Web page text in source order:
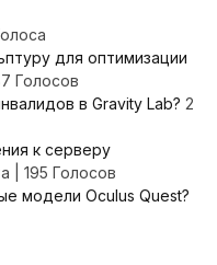
для оптимизации
Голосов
в Gravity Lab? 2
к серверу
195 Голосов
модели Oculus Quest?